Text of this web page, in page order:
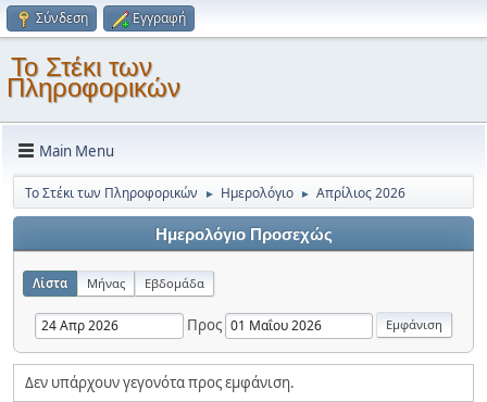
Σύνδεση Εγγραφή
Το Στέκι των
Πληροφορικών
Main Menu
Το Στέκι των Πληροφορικών ► Ημερολόγιο ► Απρίλιος 2026
Ημερολόγιο Προσεχώς
Λίστα Μήνας Εβδομάδα
Προς
Δεν υπάρχουν γεγονότα προς εμφάνιση.